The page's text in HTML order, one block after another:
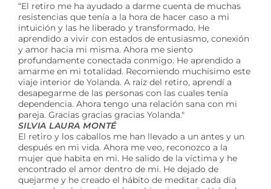
“El retiro me ha ayudado a darme cuenta de muchas
resistencias que tenía a la hora de hacer caso a mi
intuición y las he liberado y transformado. He
aprendido a vivir con estados de entusiasmo, conexión
y amor hacia mi misma. Ahora me siento
profundamente conectada conmigo. He aprendido a
amarme en mi totalidad. Recomiendo muchísimo este
viaje interior de Yolanda. A raíz del retiro, aprendí a
desapegarme de las personas con las cuales tenía
dependencia. Ahora tengo una relación sana con mi
pareja. Gracias gracias gracias Yolanda."
SILVIA LAURA MONTÉ
El retiro y los caballos me han llevado a un antes y un
después en mi vida. Ahora me veo, reconozco a la
mujer que habita en mi. He salido de la víctima y he
encontrado el amor dentro de mi. He dejado de
quejarme y he creado el hábito de meditar cada día